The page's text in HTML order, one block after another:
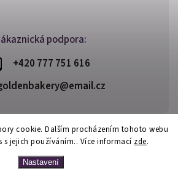
cookie. Dalším procházením tohoto webu
s jejich používáním.. Více informací zde.
Nastavení
podpora:
+420 777 751 616
Golden Bakery. Všechna práva vyhrazena.
VytvořilShoptet| Design